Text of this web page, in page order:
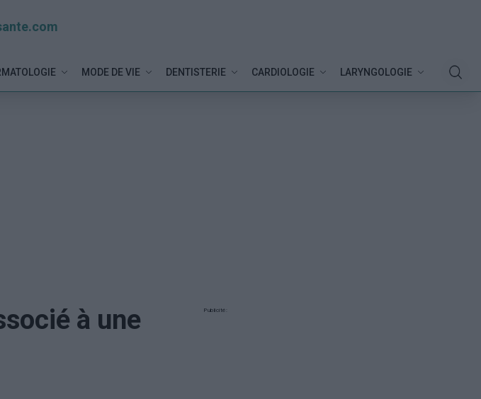
MODE DE VIE DENTISTERIE CARDIOLOGIE LARYNGOLOGIE
à une
Publicité: